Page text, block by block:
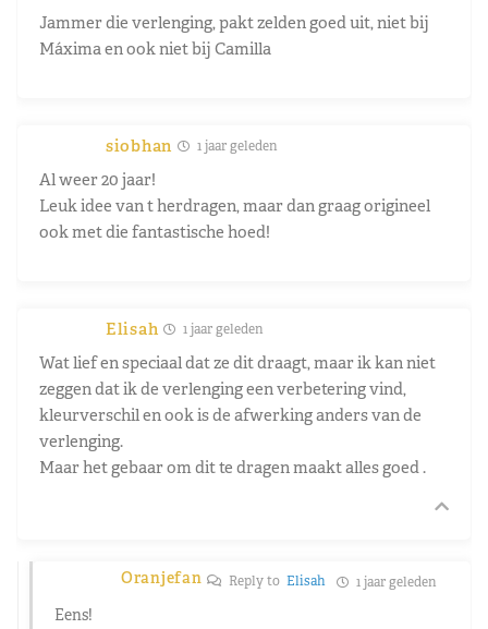
Jammer die verlenging, pakt zelden goed uit, niet bij
Máxima en ook niet bij Camilla
siobhan 1 jaar geleden
Al weer 20 jaar!
Leuk idee van t herdragen, maar dan graag origineel
ook met die fantastische hoed!
Elisah 1 jaar geleden
Wat lief en speciaal dat ze dit draagt, maar ik kan niet
zeggen dat ik de verlenging een verbetering vind,
kleurverschil en ook is de afwerking anders van de
verlenging.
Maar het gebaar om dit te dragen maakt alles goed .
Oranjefan Reply toElisah 1 jaar geleden
Eens!